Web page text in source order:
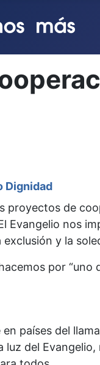
Dignidad
proyectos de
Evangelio nos
y la
por
países del
luz del